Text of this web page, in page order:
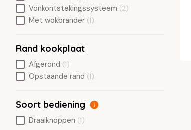
Vonkontstekingssysteem (2)
Met wokbrander (1)
Rand kookplaat
Afgerond (1)
Opstaande rand (1)
Soort bediening
Draaiknoppen (1)